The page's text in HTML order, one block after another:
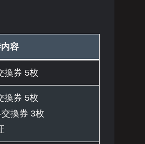
容
換券 5枚
換券 5枚
換券 3枚